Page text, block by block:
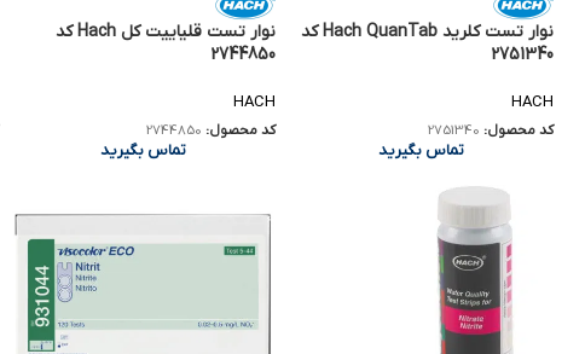
نوار تست کلرید Hach QuanTab کد
2751340
HACH
کد محصول: 2751340
تماس بگیرید
نوار تست قلیاییت کل Hach کد
2744850
HACH
کد محصول: 2744850
تماس بگیرید